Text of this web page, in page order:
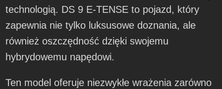
technologią. DS 9 E-TENSE to pojazd, który
zapewnia nie tylko luksusowe doznania, ale
również oszczędność dzięki swojemu
hybrydowemu napędowi.
Ten model oferuje niezwykłe wrażenia zarówno